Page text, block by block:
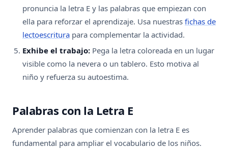
pronuncia la letra E y las palabras que empiezan con
ella para reforzar el aprendizaje. Usa nuestras fichas de
lectoescritura para complementar la actividad.
Exhibe el trabajo: Pega la letra coloreada en un lugar
visible como la nevera o un tablero. Esto motiva al
niño y refuerza su autoestima.
Palabras con la Letra E
Aprender palabras que comienzan con la letra E es
fundamental para ampliar el vocabulario de los niños.